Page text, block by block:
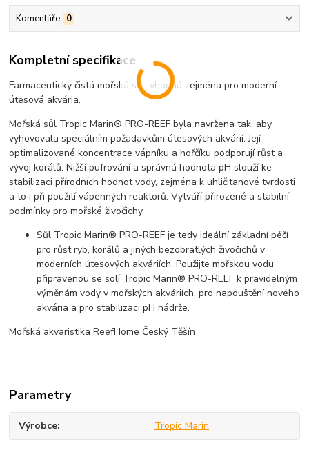
Komentáře 0
Kompletní specifikace
Farmaceuticky čistá mořská sůl, vhodná zejména pro moderní
útesová akvária.
Mořská sůl Tropic Marin® PRO-REEF byla navržena tak, aby
vyhovovala speciálním požadavkům útesových akvárií. Její
optimalizované koncentrace vápníku a hořčíku podporují růst a
vývoj korálů. Nižší pufrování a správná hodnota pH slouží ke
stabilizaci přírodních hodnot vody, zejména k uhličitanové tvrdosti
a to i při použití vápenných reaktorů. Vytváří přirozené a stabilní
podmínky pro mořské živočichy.
Sůl Tropic Marin® PRO-REEF je tedy ideální základní péčí
pro růst ryb, korálů a jiných bezobratlých živočichů v
moderních útesových akváriích. Použijte mořskou vodu
připravenou se solí Tropic Marin® PRO-REEF k pravidelným
výměnám vody v mořských akváriích, pro napouštění nového
akvária a pro stabilizaci pH nádrže.
Mořská akvaristika ReefHome Český Těšín
Parametry
Výrobce Tropic Marin